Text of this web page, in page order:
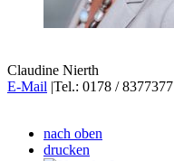
Claudine Nierth
E-Mail |Tel.: 0178 / 8377377
nach oben
drucken